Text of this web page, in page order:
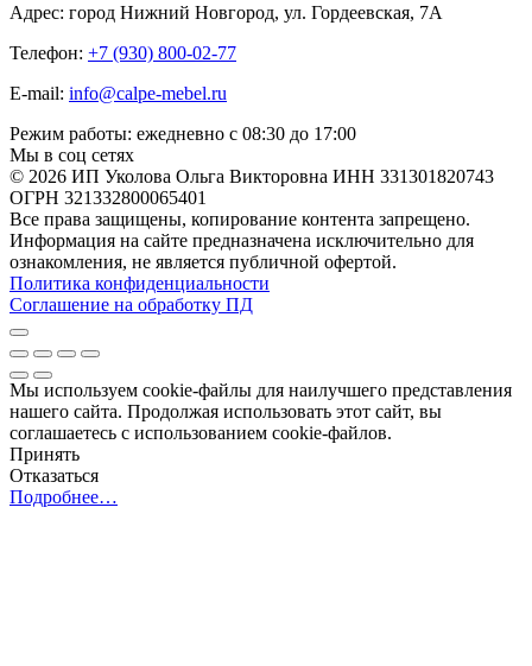
Адрес: город Нижний Новгород, ул. Гордеевская, 7А
Телефон: +7 (930) 800-02-77
E-mail: info@calpe-mebel.ru
Режим работы: ежедневно с 08:30 до 17:00
Мы в соц сетях
© 2026 ИП Уколова Ольга Викторовна ИНН 331301820743
ОГРН 321332800065401
Все права защищены, копирование контента запрещено.
Информация на сайте предназначена исключительно для
ознакомления, не является публичной офертой.
Политика конфиденциальности
Соглашение на обработку ПД
Мы используем cookie-файлы для наилучшего представления
нашего сайта. Продолжая использовать этот сайт, вы
соглашаетесь с использованием cookie-файлов.
Принять
Отказаться
Подробнее…